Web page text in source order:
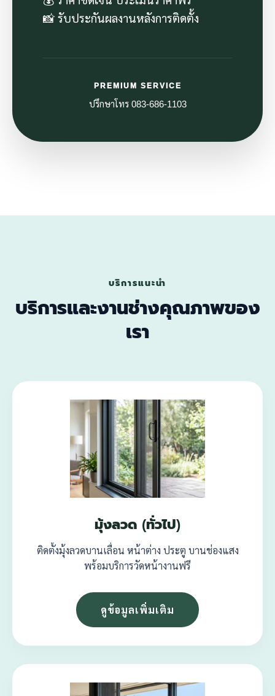
📸 รับประกันผลงานหลังการติดตั้ง
PREMIUM SERVICE
ปรึกษาโทร 083-686-1103
บริการแนะนำ
บริการและงานช่างคุณภาพของ
เรา
มุ้งลวด (ทั่วไป)
ติดตั้งมุ้งลวดบานเลื่อน หน้าต่าง ประตู บานช่องแสง
พร้อมบริการวัดหน้างานฟรี
ดูข้อมูลเพิ่มเติม